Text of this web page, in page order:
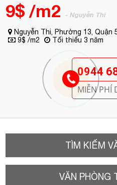
9$ /m2 - Nguyễn Thi
Nguyễn Thi, Phường 13, Quận
9$ /m2
Tối thiểu 3 năm
0944
MIỄN PHÍ
TÌM KIẾM
VĂN PHÒNG